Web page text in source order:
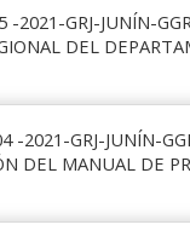
-2021-GRJ-JUNÍN-
DEL
-2021-GRJ-JUNÍN-
DEL MANUAL DE